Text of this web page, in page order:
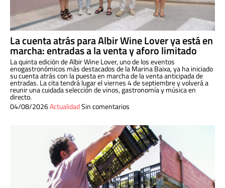
La cuenta atrás para Albir Wine Lover ya está en
marcha: entradas a la venta y aforo limitado
La quinta edición de Albir Wine Lover, uno de los eventos
enogastronómicos más destacados de la Marina Baixa, ya ha iniciado
su cuenta atrás con la puesta en marcha de la venta anticipada de
entradas. La cita tendrá lugar el viernes 4 de septiembre y volverá a
reunir una cuidada selección de vinos, gastronomía y música en
directo.
04/08/2026ActualidadSin comentarios